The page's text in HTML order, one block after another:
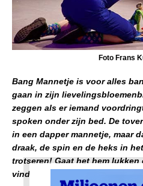
Foto Frans
Bang Mannetje is voor alles
gaan in zijn
zeggen als er iemand
spoken onder zijn bed. De
in een dapper mannetje, maar
draak, de spin en de heks in
trotseren! Gaat het hem lukken
vinden?